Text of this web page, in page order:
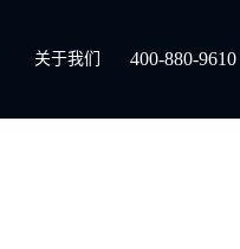
关于我们 400-880-9610